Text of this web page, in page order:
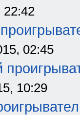
22:42
02:45
10:29